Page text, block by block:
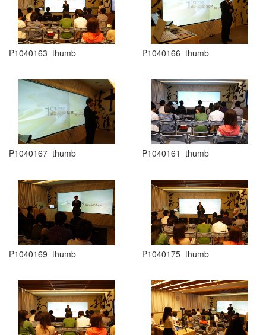
P1040163_thumb P1040166_thumb
P1040167_thumb P1040161_thumb
P1040169_thumb P1040175_thumb